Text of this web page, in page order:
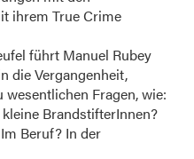
ihrem True Crime
führt Manuel Rubey
die Vergangenheit,
Fragen, wie:
BrandstifterInnen?
Beruf? In der